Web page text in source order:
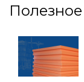
Полезное